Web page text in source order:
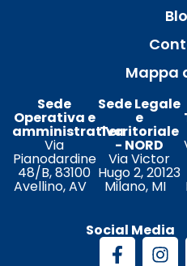
Mappa
Sede
Operativa e
amministrativa
Via
Pianodardine
48/B, 83100
Avellino, AV
Sede Legale
e
Territoriale
- NORD
Via Victor
Hugo 2, 20123
Milano, MI
Social Media